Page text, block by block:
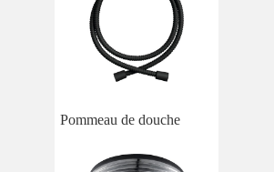
Pommeau de douche